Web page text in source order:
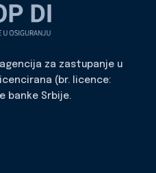
agencija za zastupanje u
(br. licence:
banke Srbije.